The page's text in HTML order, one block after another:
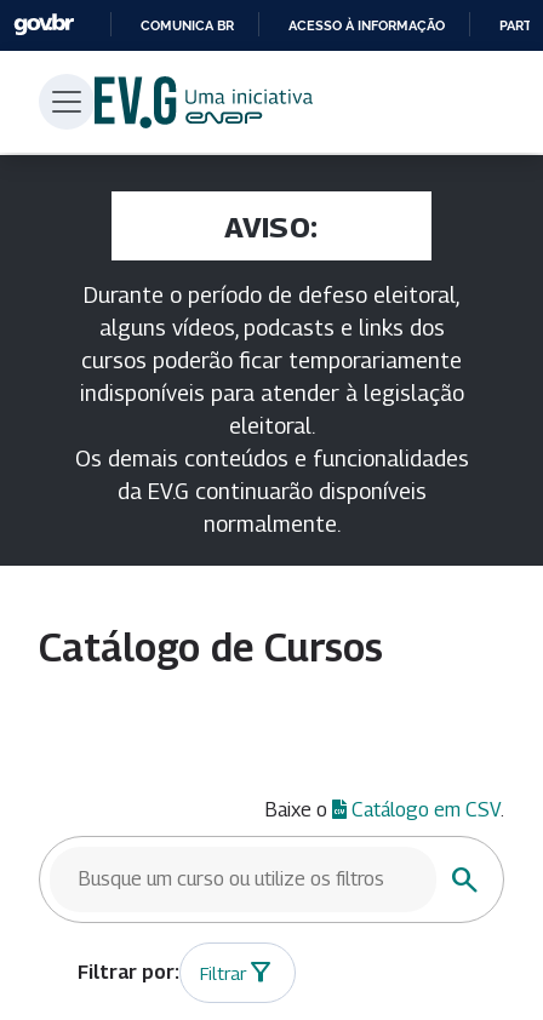
PARA
CONTEÚDO
COMUNICA BR ACESSO À INFORMAÇÃO
AVISO:
Durante o período de defeso eleitoral,
alguns vídeos, podcasts e links dos
cursos poderão ficar temporariamente
indisponíveis para atender à legislação
eleitoral.
Os demais conteúdos e funcionalidades
da EV.G continuarão disponíveis
normalmente.
Catálogo de Cursos
Baixe o Catálogo em CSV.
BUSCAR CURSOS
Buscar
Filtrar